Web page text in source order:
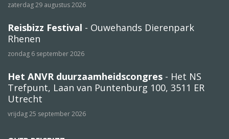
zaterdag 29 augustus 2026
Reisbizz Festival - Ouwehands Dierenpark
Rhenen
zondag 6 september 2026
Het ANVR duurzaamheidscongres - Het NS
Trefpunt, Laan van Puntenburg 100, 3511 ER
Utrecht
vrijdag 25 september 2026